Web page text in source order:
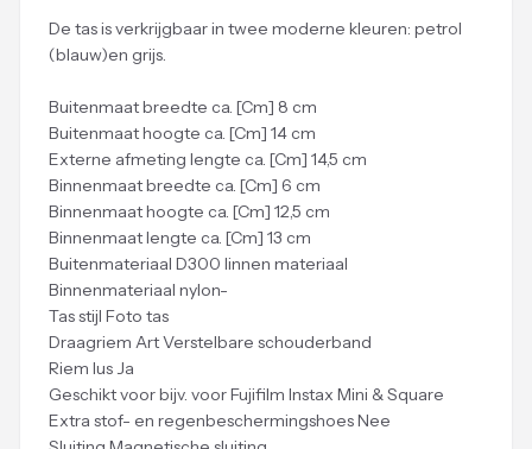
De tas is verkrijgbaar in twee moderne kleuren: petrol
(blauw)en grijs.
Buitenmaat breedte ca. [Cm] 8 cm
Buitenmaat hoogte ca. [Cm] 14 cm
Externe afmeting lengte ca. [Cm] 14,5 cm
Binnenmaat breedte ca. [Cm] 6 cm
Binnenmaat hoogte ca. [Cm] 12,5 cm
Binnenmaat lengte ca. [Cm] 13 cm
Buitenmateriaal D300 linnen materiaal
Binnenmateriaal nylon-
Tas stijl Foto tas
Draagriem Art Verstelbare schouderband
Riem lus Ja
Geschikt voor bijv. voor Fujifilm Instax Mini & Square
Extra stof- en regenbeschermingshoes Nee